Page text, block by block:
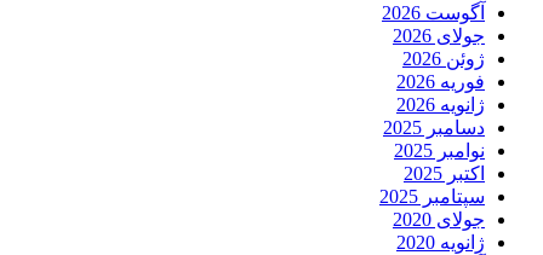
آگوست 2026
جولای 2026
ژوئن 2026
فوریه 2026
ژانویه 2026
دسامبر 2025
نوامبر 2025
اکتبر 2025
سپتامبر 2025
جولای 2020
ژانویه 2020